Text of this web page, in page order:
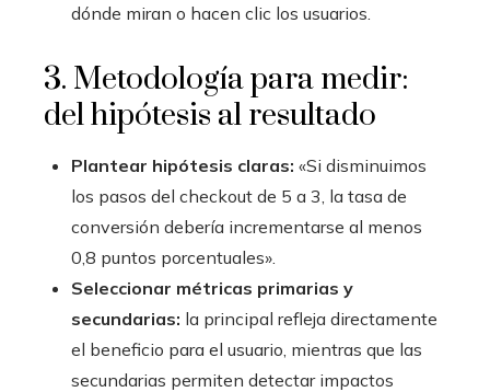
dónde miran o hacen clic los usuarios.
3. Metodología para medir:
del hipótesis al resultado
Plantear hipótesis claras: «Si disminuimos
los pasos del checkout de 5 a 3, la tasa de
conversión debería incrementarse al menos
0,8 puntos porcentuales».
Seleccionar métricas primarias y
secundarias: la principal refleja directamente
el beneficio para el usuario, mientras que las
secundarias permiten detectar impactos